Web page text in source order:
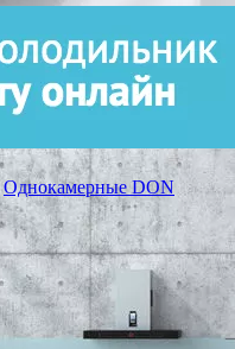
Однокамерные DON